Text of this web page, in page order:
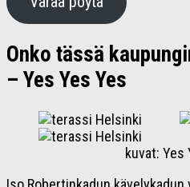
Onko tässä
– Yes Yes Yes
kuvat: Yes